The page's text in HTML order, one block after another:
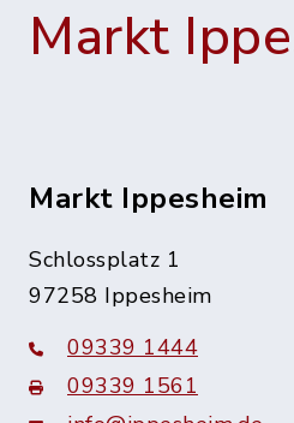
Markt
Markt Ippesheim
Schlossplatz 1
97258 Ippesheim
09339 1444
09339 1561